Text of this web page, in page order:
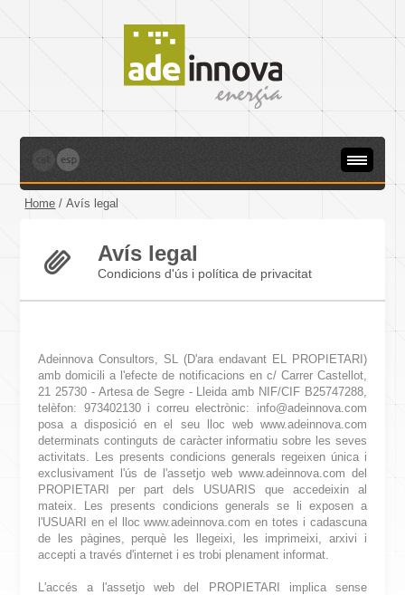
Home /Avís legal
Avís legal
Condicions d'ús i política de privacitat
Adeinnova Consultors, SL (D'ara endavant EL PROPIETARI)
amb domicili a l'efecte de notificacions en c/ Carrer Castellot,
21 25730 - Artesa de Segre - Lleida amb NIF/CIF B25747288,
telèfon: 973402130 i correu electrònic: info@adeinnova.com
posa a disposició en el seu lloc web www.adeinnova.com
determinats continguts de caràcter informatiu sobre les seves
activitats. Les presents condicions generals regeixen única i
exclusivament l'ús de l'assetjo web www.adeinnova.com del
PROPIETARI per part dels USUARIS que accedeixin al
mateix. Les presents condicions generals se li exposen a
l'USUARI en el lloc www.adeinnova.com en totes i cadascuna
de les pàgines, perquè les llegeixi, les imprimeixi, arxivi i
accepti a través d'internet i es trobi plenament informat.
L'accés a l'assetjo web del PROPIETARI implica sense